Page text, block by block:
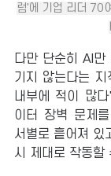
럼'에 기업 리더 70
다만 단순히 AI
기지 않는다는
내부에 적이 많
이터 장벽 문제
서별로 흩어져 있
시 제대로 작동할